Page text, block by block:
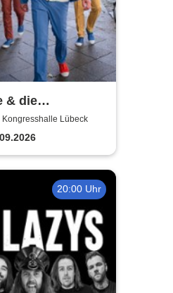
& die
Band - In
Kongresshalle Lübeck
20:00 Uhr